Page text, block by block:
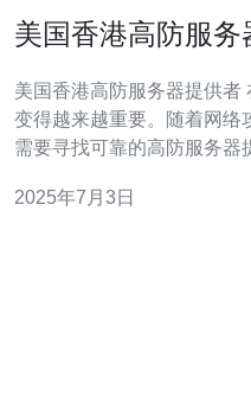
美国香港高防服务
美国香港高防服务器提供者 在当今数字化时代，网络安全
变得越来越重要。随着网络
需要寻找可靠的高防服务器
司选择在这里搭建服务器来
2025年7月3日